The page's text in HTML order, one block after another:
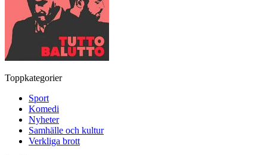
Toppkategorier
Sport
Komedi
Nyheter
Samhälle och kultur
Verkliga brott